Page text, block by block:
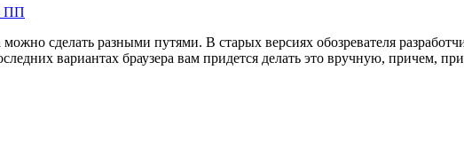
ПП
сделать разными путями. В старых версиях обозревателя
вариантах браузера вам придется делать это вручную, причем,